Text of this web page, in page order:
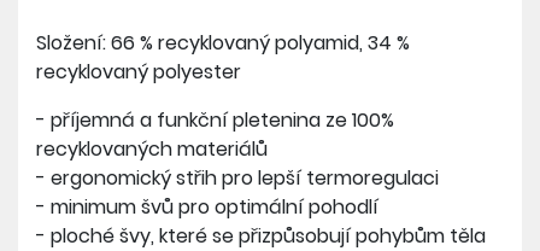
Složení: 66 % recyklovaný polyamid, 34 %
recyklovaný polyester
- příjemná a funkční pletenina ze 100%
recyklovaných materiálů
- ergonomický střih pro lepší termoregulaci
- minimum švů pro optimální pohodlí
- ploché švy, které se přizpůsobují pohybům těla